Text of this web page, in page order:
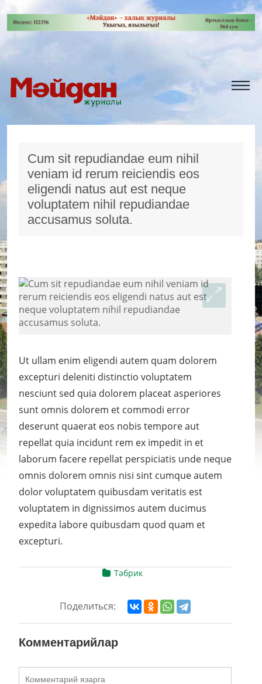
Cum sit repudiandae eum nihil
veniam id rerum reiciendis eos
eligendi natus aut est neque
voluptatem nihil repudiandae
accusamus soluta.
Ut ullam enim eligendi autem quam dolorem
excepturi deleniti distinctio voluptatem
nesciunt sed quia dolorem placeat asperiores
sunt omnis dolorem et commodi error
deserunt quaerat eos nobis tempore aut
repellat quia incidunt rem ex impedit in et
laborum facere repellat perspiciatis unde neque
omnis dolorem omnis nisi sint cumque autem
dolor voluptatem quibusdam veritatis est
voluptatem in dignissimos autem ducimus
expedita labore quibusdam quod quam et
excepturi.
Тәбрик
Поделиться:
Комментарийлар